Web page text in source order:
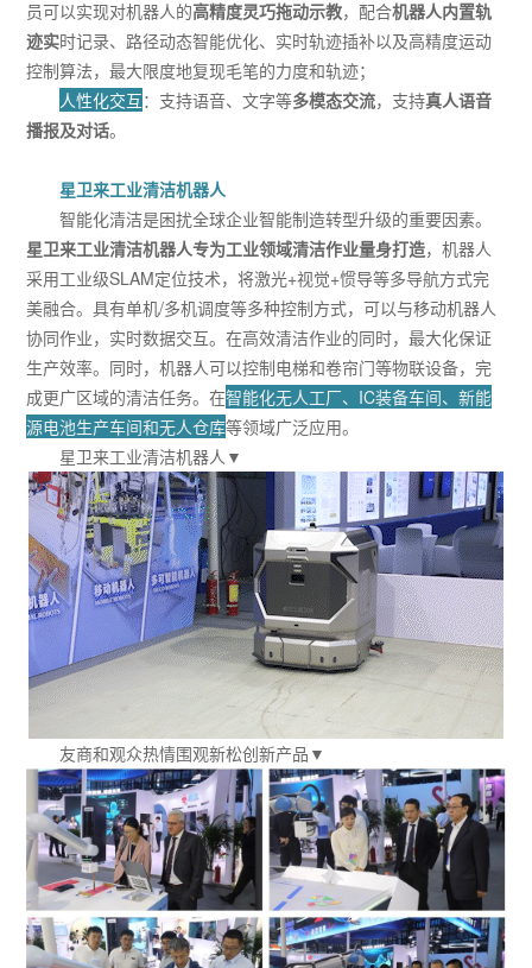
员可以实现对机器人的高精度灵巧拖动示教，配合机器人内置轨
迹实时记录、路径动态智能优化、实时轨迹插补以及高精度运动
控制算法，最大限度地复现毛笔的力度和轨迹；
人性化交互：支持语音、文字等多模态交流，支持真人语音
播报及对话。
星卫来工业清洁机器人
智能化清洁是困扰全球企业智能制造转型升级的重要因素。
星卫来工业清洁机器人专为工业领域清洁作业量身打造，机器人
采用工业级SLAM定位技术，将激光+视觉+惯导等多导航方式完
美融合。具有单机/多机调度等多种控制方式，可以与移动机器人
协同作业，实时数据交互。在高效清洁作业的同时，最大化保证
生产效率。同时，机器人可以控制电梯和卷帘门等物联设备，完
成更广区域的清洁任务。在智能化无人工厂、IC装备车间、新能
源电池生产车间和无人仓库等领域广泛应用。
星卫来工业清洁机器人▼
友商和观众热情围观新松创新产品▼